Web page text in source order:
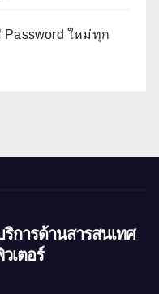
Password ใหม่ทุก
การด้านสารสนเทศ
เตอร์